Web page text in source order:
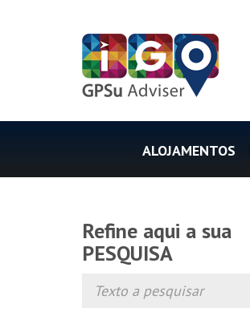
ALOJAMENTOS
Refine aqui a sua
PESQUISA